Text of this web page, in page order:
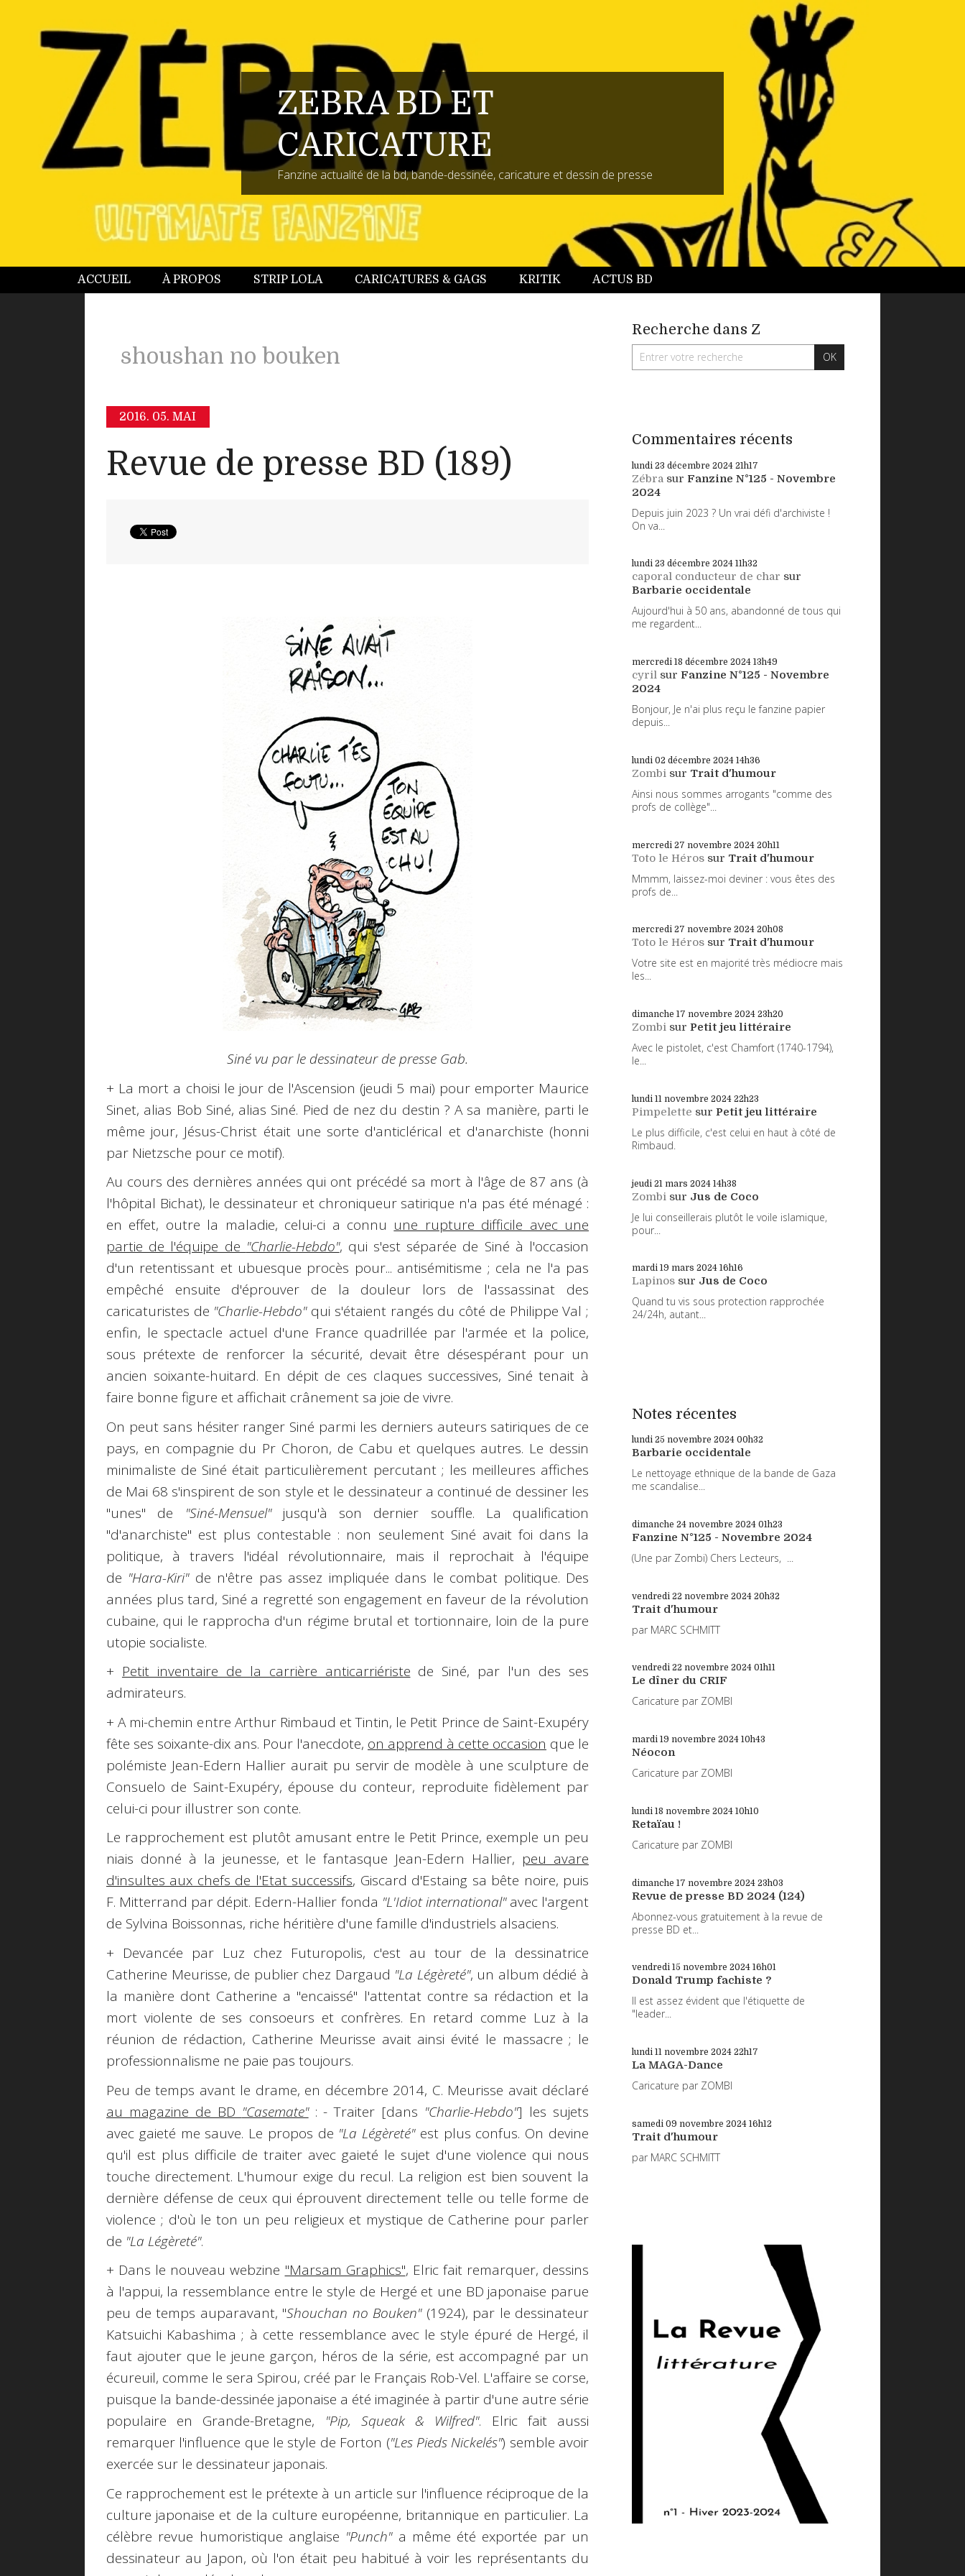
ZEBRA BD ET
CARICATURE
Fanzine actualité de la bd, bande-dessinée, caricature et dessin de presse
ACCUEIL À PROPOS STRIP LOLA CARICATURES & GAGS KRITIK ACTUS BD
shoushan no bouken
2016. 05. MAI
Revue de presse BD (189)
Siné vu par le dessinateur de presse Gab.
+ La mort a choisi le jour de l'Ascension (jeudi 5 mai) pour emporter Maurice
Sinet, alias Bob Siné, alias Siné. Pied de nez du destin ? A sa manière, parti le
même jour, Jésus-Christ était une sorte d'anticlérical et d'anarchiste (honni
par Nietzsche pour ce motif).
Au cours des dernières années qui ont précédé sa mort à l'âge de 87 ans (à
l'hôpital Bichat), le dessinateur et chroniqueur satirique n'a pas été ménagé :
en effet, outre la maladie, celui-ci a connu une rupture difficile avec une
partie de l'équipe de "Charlie-Hebdo", qui s'est séparée de Siné à l'occasion
d'un retentissant et ubuesque procès pour... antisémitisme ; cela ne l'a pas
empêché ensuite d'éprouver de la douleur lors de l'assassinat des
caricaturistes de "Charlie-Hebdo"qui s'étaient rangés du côté de Philippe Val ;
enfin, le spectacle actuel d'une France quadrillée par l'armée et la police,
sous prétexte de renforcer la sécurité, devait être désespérant pour un
ancien soixante-huitard. En dépit de ces claques successives, Siné tenait à
faire bonne figure et affichait crânement sa joie de vivre.
On peut sans hésiter ranger Siné parmi les derniers auteurs satiriques de ce
pays, en compagnie du Pr Choron, de Cabu et quelques autres. Le dessin
minimaliste de Siné était particulièrement percutant ; les meilleures affiches
de Mai 68 s'inspirent de son style et le dessinateur a continué de dessiner les
"unes" de "Siné-Mensuel" jusqu'à son dernier souffle. La qualification
"d'anarchiste" est plus contestable : non seulement Siné avait foi dans la
politique, à travers l'idéal révolutionnaire, mais il reprochait à l'équipe
de "Hara-Kiri"de n'être pas assez impliquée dans le combat politique. Des
années plus tard, Siné a regretté son engagement en faveur de la révolution
cubaine, qui le rapprocha d'un régime brutal et tortionnaire, loin de la pure
utopie socialiste.
+ Petit inventaire de la carrière anticarriériste de Siné, par l'un des ses
admirateurs.
+ A mi-chemin entre Arthur Rimbaud et Tintin, le Petit Prince de Saint-Exupéry
fête ses soixante-dix ans. Pour l'anecdote, on apprend à cette occasion que le
polémiste Jean-Edern Hallier aurait pu servir de modèle à une sculpture de
Consuelo de Saint-Exupéry, épouse du conteur, reproduite fidèlement par
celui-ci pour illustrer son conte.
Le rapprochement est plutôt amusant entre le Petit Prince, exemple un peu
niais donné à la jeunesse, et le fantasque Jean-Edern Hallier, peu avare
d'insultes aux chefs de l'Etat successifs, Giscard d'Estaing sa bête noire, puis
F. Mitterrand par dépit. Edern-Hallier fonda "L'Idiot international"avec l'argent
de Sylvina Boissonnas, riche héritière d'une famille d'industriels alsaciens.
+ Devancée par Luz chez Futuropolis, c'est au tour de la dessinatrice
Catherine Meurisse, de publier chez Dargaud "La Légèreté", un album dédié à
la manière dont Catherine a "encaissé" l'attentat contre sa rédaction et la
mort violente de ses consoeurs et confrères. En retard comme Luz à la
réunion de rédaction, Catherine Meurisse avait ainsi évité le massacre ; le
professionnalisme ne paie pas toujours.
Peu de temps avant le drame, en décembre 2014, C. Meurisse avait déclaré
au magazine de BD "Casemate": - Traiter [dans "Charlie-Hebdo"] les sujets
avec gaieté me sauve. Le propos de "La Légèreté"est plus confus. On devine
qu'il est plus difficile de traiter avec gaieté le sujet d'une violence qui nous
touche directement. L'humour exige du recul. La religion est bien souvent la
dernière défense de ceux qui éprouvent directement telle ou telle forme de
violence ; d'où le ton un peu religieux et mystique de Catherine pour parler
de "La Légèreté".
+ Dans le nouveau webzine "Marsam Graphics", Elric fait remarquer, dessins
à l'appui, la ressemblance entre le style de Hergé et une BD japonaise parue
peu de temps auparavant, "Shouchan no Bouken" (1924), par le dessinateur
Katsuichi Kabashima ; à cette ressemblance avec le style épuré de Hergé, il
faut ajouter que le jeune garçon, héros de la série, est accompagné par un
écureuil, comme le sera Spirou, créé par le Français Rob-Vel. L'affaire se corse,
puisque la bande-dessinée japonaise a été imaginée à partir d'une autre série
populaire en Grande-Bretagne, "Pip, Squeak & Wilfred". Elric fait aussi
remarquer l'influence que le style de Forton ("Les Pieds Nickelés") semble avoir
exercée sur le dessinateur japonais.
Ce rapprochement est le prétexte à un article sur l'influence réciproque de la
culture japonaise et de la culture européenne, britannique en particulier. La
célèbre revue humoristique anglaise "Punch"a même été exportée par un
dessinateur au Japon, où l'on était peu habitué à voir les représentants du
Recherche dans Z
Commentaires récents
lundi 23 décembre 2024 21h17
Zébra sur Fanzine N°125 - Novembre
2024
Depuis juin 2023 ? Un vrai défi d'archiviste !
On va...
lundi 23 décembre 2024 11h32
caporal conducteur de char sur
Barbarie occidentale
Aujourd'hui à 50 ans, abandonné de tous qui
me regardent...
mercredi 18 décembre 2024 13h49
cyril sur Fanzine N°125 - Novembre
2024
Bonjour, Je n'ai plus reçu le fanzine papier
depuis...
lundi 02 décembre 2024 14h36
Zombi sur Trait d'humour
Ainsi nous sommes arrogants "comme des
profs de collège"...
mercredi 27 novembre 2024 20h11
Toto le Héros sur Trait d'humour
Mmmm, laissez-moi deviner : vous êtes des
profs de...
mercredi 27 novembre 2024 20h08
Toto le Héros sur Trait d'humour
Votre site est en majorité très médiocre mais
les...
dimanche 17 novembre 2024 23h20
Zombi sur Petit jeu littéraire
Avec le pistolet, c'est Chamfort (1740-1794),
le...
lundi 11 novembre 2024 22h23
Pimpelette sur Petit jeu littéraire
Le plus difficile, c'est celui en haut à côté de
Rimbaud.
jeudi 21 mars 2024 14h38
Zombi sur Jus de Coco
Je lui conseillerais plutôt le voile islamique,
pour...
mardi 19 mars 2024 16h16
Lapinos sur Jus de Coco
Quand tu vis sous protection rapprochée
24/24h, autant...
Notes récentes
lundi 25 novembre 2024 00h32
Barbarie occidentale
Le nettoyage ethnique de la bande de Gaza
me scandalise...
dimanche 24 novembre 2024 01h23
Fanzine N°125 - Novembre 2024
(Une par Zombi) Chers Lecteurs, ...
vendredi 22 novembre 2024 20h32
Trait d'humour
par MARC SCHMITT
vendredi 22 novembre 2024 01h11
Le dîner du CRIF
Caricature par ZOMBI
mardi 19 novembre 2024 10h43
Néocon
Caricature par ZOMBI
lundi 18 novembre 2024 10h10
Retaïau !
Caricature par ZOMBI
dimanche 17 novembre 2024 23h03
Revue de presse BD 2024 (124)
Abonnez-vous gratuitement à la revue de
presse BD et...
vendredi 15 novembre 2024 16h01
Donald Trump fachiste ?
Il est assez évident que l'étiquette de
"leader...
lundi 11 novembre 2024 22h17
La MAGA-Dance
Caricature par ZOMBI
samedi 09 novembre 2024 16h12
Trait d'humour
par MARC SCHMITT